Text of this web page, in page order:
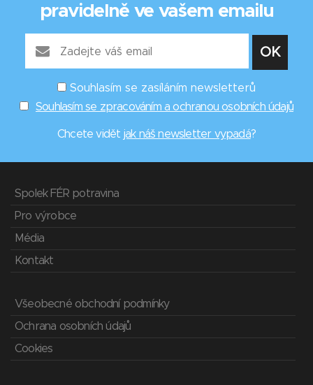
pravidelně ve vašem emailu
Souhlasím se zasíláním newsletterů
Souhlasím se zpracováním a ochranou osobních údajů
Chcete vidět jak náš newsletter vypadá?
Spolek FÉR potravina
Pro výrobce
Média
Kontakt
Všeobecné obchodní podmínky
Ochrana osobních údajů
Cookies